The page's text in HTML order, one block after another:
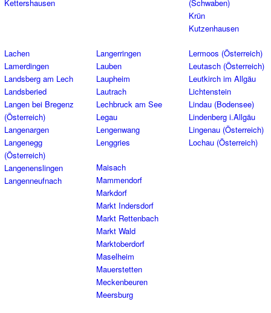
Kettershausen
(Schwaben)
Krün
Kutzenhausen
Lachen
Lamerdingen
Landsberg am Lech
Landsberied
Langen bei Bregenz
(Österreich)
Langenargen
Langenegg
(Österreich)
Langenenslingen
Langenneufnach
Langerringen
Lauben
Laupheim
Lautrach
Lechbruck am See
Legau
Lengenwang
Lenggries
Lermoos (Österreich)
Leutasch (Österreich)
Leutkirch im Allgäu
Lichtenstein
Lindau (Bodensee)
Lindenberg i.Allgäu
Lingenau (Österreich)
Lochau (Österreich)
Maisach
Mammendorf
Markdorf
Markt Indersdorf
Markt Rettenbach
Markt Wald
Marktoberdorf
Maselheim
Mauerstetten
Meckenbeuren
Meersburg